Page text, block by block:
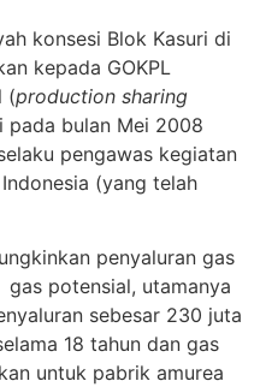
konsesi Blok Kasuri di
kepada GOKPL
(production sharing
bulan Mei 2008
pengawas kegiatan
(yang telah
penyaluran gas
potensial, utamanya
sebesar 230 juta
18 tahun dan gas
untuk pabrik amurea